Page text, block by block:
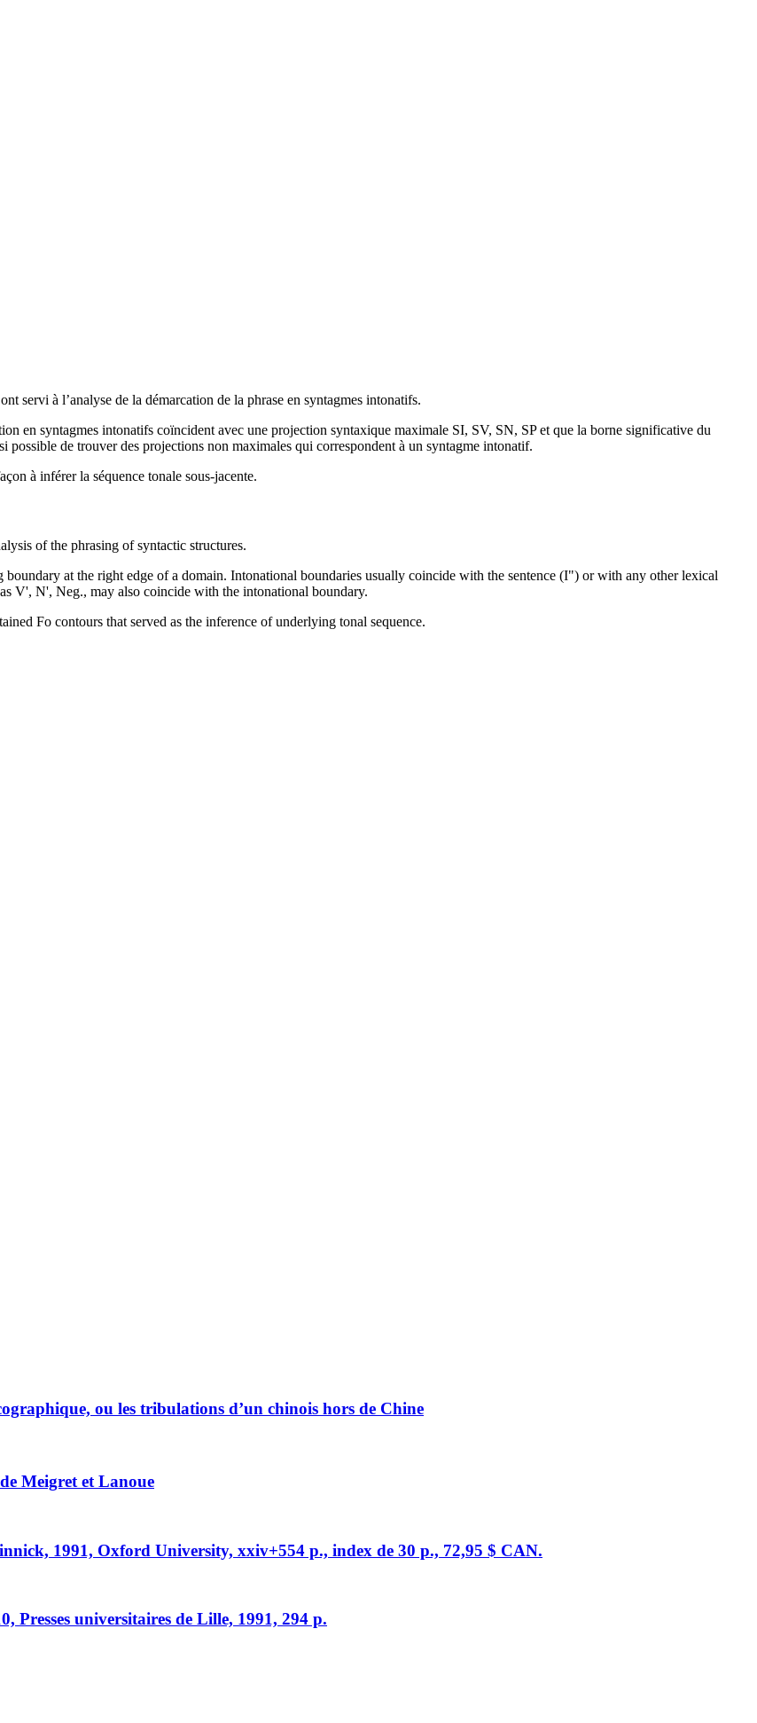
servi à l’analyse de la démarcation de la phrase en syntagmes intonatifs.
en syntagmes intonatifs coïncident avec une projection syntaxique maximale SI, SV, SN, SP et que la borne significative du
de trouver des projections non maximales qui correspondent à un syntagme intonatif.
à inférer la séquence tonale sous-jacente.
of the phrasing of syntactic structures.
at the right edge of a domain. Intonational boundaries usually coincide with the sentence (I") or with any other lexical
V', N', Neg., may also coincide with the intonational boundary.
Fo contours that served as the inference of underlying tonal sequence.
ou les tribulations d’un chinois hors de Chine
Meigret et Lanoue
1991, Oxford University, xxiv+554 p., index de 30 p., 72,95 $ CAN.
Presses universitaires de Lille, 1991, 294 p.